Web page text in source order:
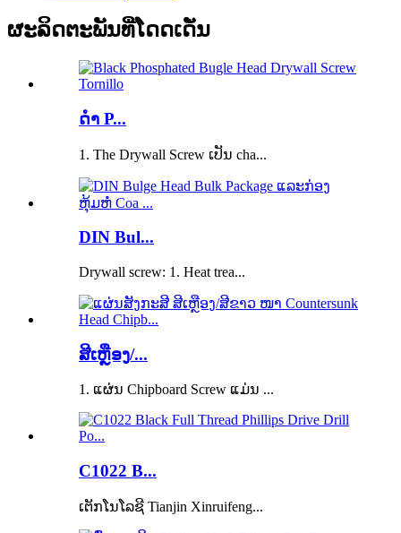
ຜະລິດຕະພັນທີ່ໂດດເດັ່ນ
ດຳ P...
1. The Drywall Screw ເປັນ cha...
DIN Bul...
Drywall screw: 1. Heat trea...
ສີເຫຼືອງ/...
1. ແຜ່ນ Chipboard Screw ແມ່ນ ...
C1022 B...
ເຕັກ​ໂນ​ໂລ​ຊີ Tianjin Xinruifeng...